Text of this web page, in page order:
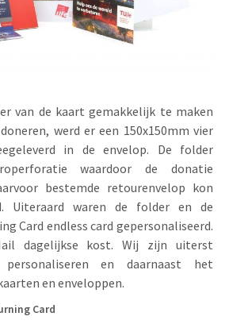
van de kaart gemakkelijk te maken
werd er een 150x150mm vier
in de envelop. De folder
waardoor de donatie
bestemde retourenvelop kon
Uiteraard waren de folder en de
Card endless card gepersonaliseerd.
dagelijkse kost. Wij zijn uiterst
en daarnaast het
en enveloppen.
Card